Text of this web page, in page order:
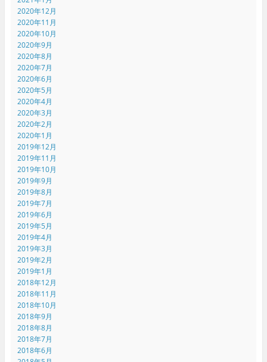
2020年12月
2020年11月
2020年10月
2020年9月
2020年8月
2020年7月
2020年6月
2020年5月
2020年4月
2020年3月
2020年2月
2020年1月
2019年12月
2019年11月
2019年10月
2019年9月
2019年8月
2019年7月
2019年6月
2019年5月
2019年4月
2019年3月
2019年2月
2019年1月
2018年12月
2018年11月
2018年10月
2018年9月
2018年8月
2018年7月
2018年6月